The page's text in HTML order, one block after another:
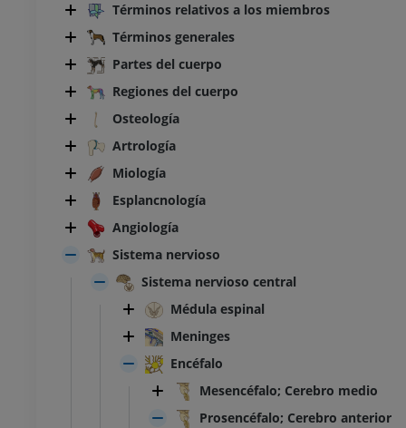
Términos relativos a los miembros
Términos generales
Partes del cuerpo
Regiones del cuerpo
Osteología
Artrología
Miología
Esplancnología
Angiología
Sistema nervioso
Sistema nervioso central
Médula espinal
Meninges
Encéfalo
Mesencéfalo; Cerebro medio
Prosencéfalo; Cerebro anterior